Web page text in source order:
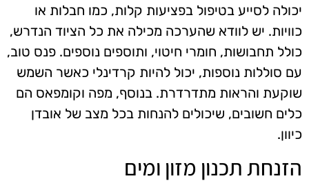
יכולה לסייע בטיפול בפציעות קלות, כמו חבלות או
כוויות. יש לוודא שהערכה מכילה את כל הציוד הנדרש,
כולל תחבושות, חומרי חיטוי, ותוספים נוספים. פנס טוב,
עם סוללות נוספות, יכול להיות קרדינלי כאשר השמש
שוקעת והראות מתדרדרת. בנוסף, מפה וקומפאס הם
כלים חשובים, שיכולים להנחות בכל מצב של אובדן
כיוון.
הזנחת תכנון מזון ומים